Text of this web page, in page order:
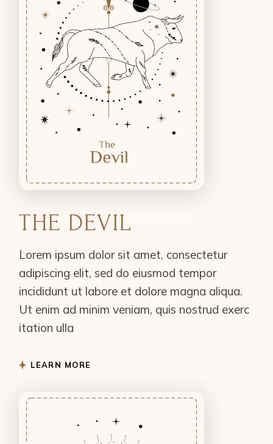
THE DEVIL
Lorem ipsum dolor sit amet, consectetur
adipiscing elit, sed do eiusmod tempor
incididunt ut labore et dolore magna aliqua.
Ut enim ad minim veniam, quis nostrud exerc
itation ulla
LEARN MORE